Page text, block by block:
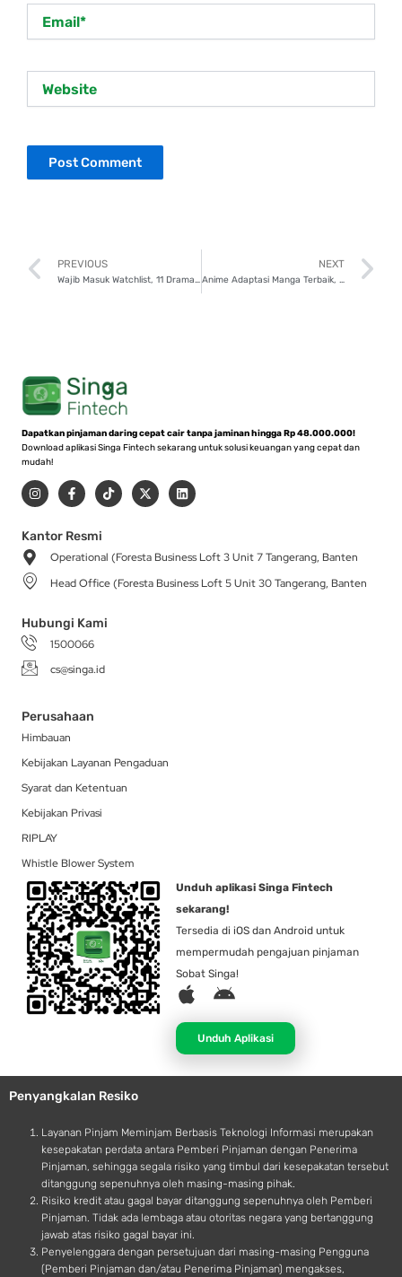
Prev
PREVIOUS
Wajib Masuk Watchlist, 11 Drama Korea Adaptasi Webtoon Terpopuler
NEXT
Anime Adaptasi Manga Terbaik, Cek 20 Rekomendasinya!
Dapatkan pinjaman daring cepat cair tanpa jaminan hingga Rp 48.000.000!
Download aplikasi Singa Fintech sekarang untuk solusi keuangan yang cepat dan
mudah!
I
n
s
a
g
r
a
m
F
a
c
b
o
-
T
i
k
X
-
t
t
r
L
i
n
i
Kantor Resmi
Operational (Foresta Business Loft 3 Unit 7 Tangerang, Banten
Head Office (Foresta Business Loft 5 Unit 30 Tangerang, Banten
Hubungi Kami
1500066
cs@singa.id
Perusahaan
Himbauan
Kebijakan Layanan Pengaduan
Syarat dan Ketentuan
Kebijakan Privasi
RIPLAY
Whistle Blower System
Unduh aplikasi Singa Fintech
sekarang!
Tersedia di iOS dan Android untuk
mempermudah pengajuan pinjaman
Sobat Singa!
A
p
l
e
A
d
r
o
d
Unduh Aplikasi
Penyangkalan Resiko
Layanan Pinjam Meminjam Berbasis Teknologi Informasi merupakan
kesepakatan perdata antara Pemberi Pinjaman dengan Penerima
Pinjaman, sehingga segala risiko yang timbul dari kesepakatan tersebut
ditanggung sepenuhnya oleh masing-masing pihak.
Risiko kredit atau gagal bayar ditanggung sepenuhnya oleh Pemberi
Pinjaman. Tidak ada lembaga atau otoritas negara yang bertanggung
jawab atas risiko gagal bayar ini.
Penyelenggara dengan persetujuan dari masing-masing Pengguna
(Pemberi Pinjaman dan/atau Penerima Pinjaman) mengakses,